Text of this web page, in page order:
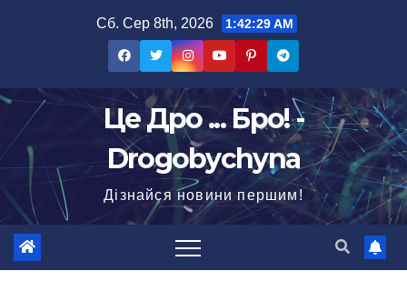
Сб. Сер 8th, 2026 1:42:30 AM
Це Дро ... Бро! -
Drogobychyna
Дізнайся новини першим!